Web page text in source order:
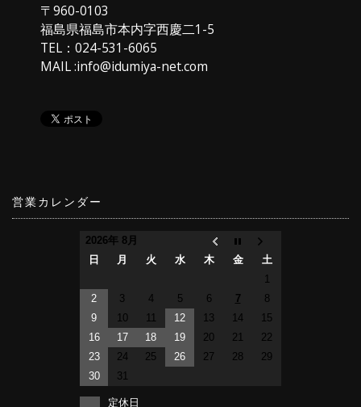
〒960-0103
福島県福島市本内字西慶二1-5
TEL：024-531-6065
MAIL :info@idumiya-net.com
営業カレンダー
2026年 8月
日
月 火 水 木 金
土
1
2
3 4 5 6 7
8
9
10 11 12 13 14
15
16
17 18 19 20 21
22
23
24 25 26 27 28
29
30
31
定休日